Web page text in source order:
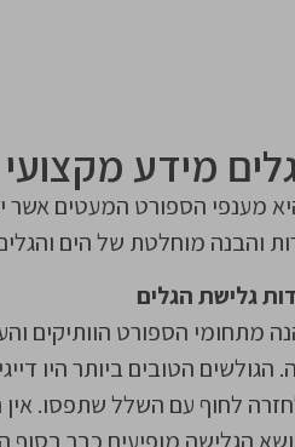
מידע מקצועי
מענפי הספורט המעטים
והבנה מוחלטת של הים
גלישת הגלים
מתחומי הספורט הוותיקים
שנה. הגולשים הטובים ביותר
לחוף עם השלל שתפסו.